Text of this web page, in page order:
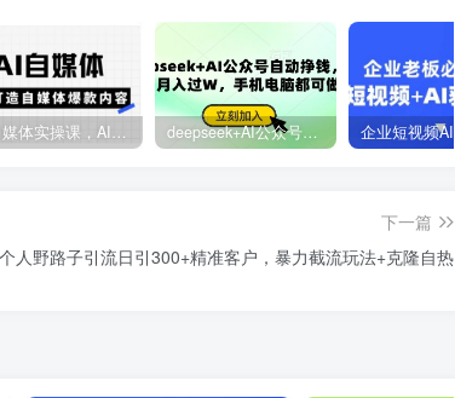
Ai自媒体实操课，AI打造自媒体爆款内容 deepseek+AI公众号自动挣钱，轻松月入过W，手机电脑都可做
下一篇
个人野路子引流日引300+精准客户，暴力截流玩法+克隆自热